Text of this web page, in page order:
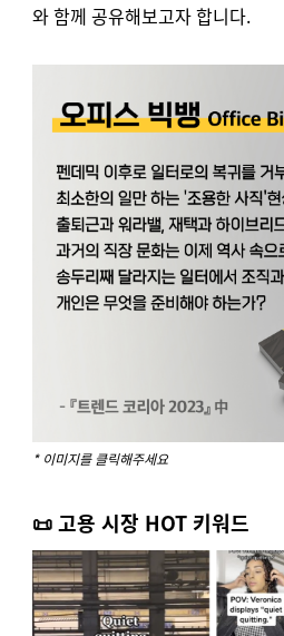
와 함께 공유해보고자 합니다.
* 이미지를 클릭해주세요
📜 고용 시장 HOT 키워드